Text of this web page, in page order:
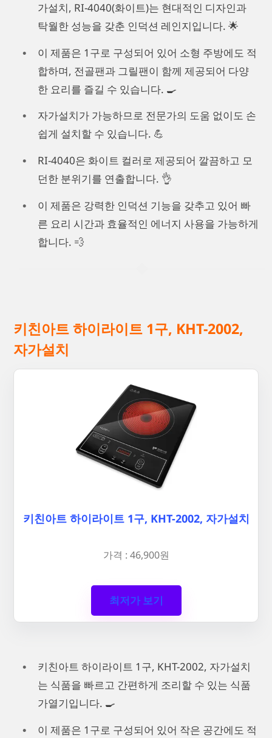
가설치, RI-4040(화이트)는 현대적인 디자인과
탁월한 성능을 갖춘 인덕션 레인지입니다. 🌟
이 제품은 1구로 구성되어 있어 소형 주방에도 적
합하며, 전골팬과 그릴팬이 함께 제공되어 다양
한 요리를 즐길 수 있습니다. 🍳
자가설치가 가능하므로 전문가의 도움 없이도 손
쉽게 설치할 수 있습니다. 💪
RI-4040은 화이트 컬러로 제공되어 깔끔하고 모
던한 분위기를 연출합니다. 👌
이 제품은 강력한 인덕션 기능을 갖추고 있어 빠
른 요리 시간과 효율적인 에너지 사용을 가능하게
합니다. 💨
키친아트 하이라이트 1구, KHT-2002,
자가설치
키친아트 하이라이트 1구, KHT-2002, 자가설치
가격 : 46,900원
최저가 보기
키친아트 하이라이트 1구, KHT-2002, 자가설치
는 식품을 빠르고 간편하게 조리할 수 있는 식품
가열기입니다. 🍳
이 제품은 1구로 구성되어 있어 작은 공간에도 적